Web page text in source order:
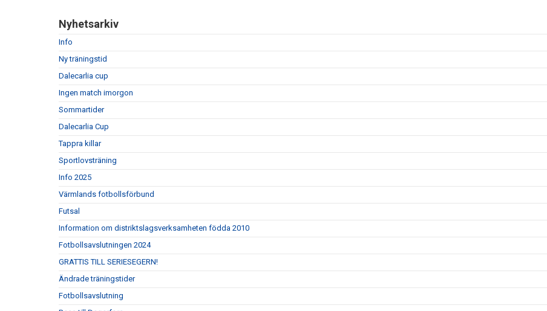
Nyhetsarkiv
Info
Ny träningstid
Dalecarlia cup
Ingen match imorgon
Sommartider
Dalecarlia Cup
Tappra killar
Sportlovsträning
Info 2025
Värmlands fotbollsförbund
Futsal
Information om distriktslagsverksamheten födda 2010
Fotbollsavslutningen 2024
GRATTIS TILL SERIESEGERN!
Ändrade träningstider
Fotbollsavslutning